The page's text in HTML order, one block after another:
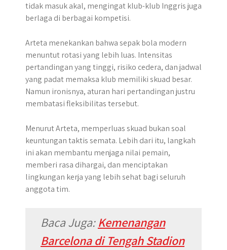
tidak masuk akal, mengingat klub-klub Inggris juga
berlaga di berbagai kompetisi.
Arteta menekankan bahwa sepak bola modern
menuntut rotasi yang lebih luas. Intensitas
pertandingan yang tinggi, risiko cedera, dan jadwal
yang padat memaksa klub memiliki skuad besar.
Namun ironisnya, aturan hari pertandingan justru
membatasi fleksibilitas tersebut.
Menurut Arteta, memperluas skuad bukan soal
keuntungan taktis semata. Lebih dari itu, langkah
ini akan membantu menjaga nilai pemain,
memberi rasa dihargai, dan menciptakan
lingkungan kerja yang lebih sehat bagi seluruh
anggota tim.
Baca Juga:Kemenangan
Barcelona di Tengah Stadion